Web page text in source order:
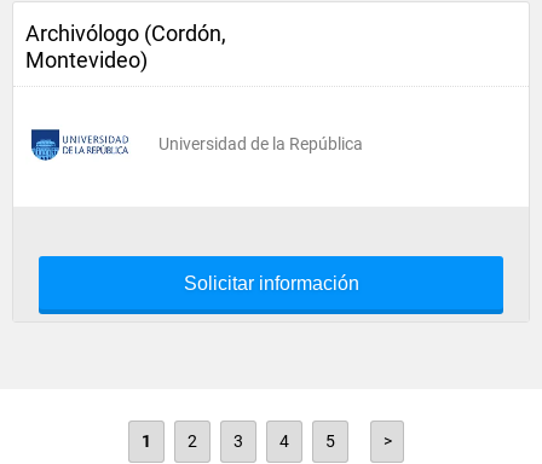
Archivólogo (Cordón,
Montevideo)
Universidad de la República
Solicitar información
1 2 3 4 5 >